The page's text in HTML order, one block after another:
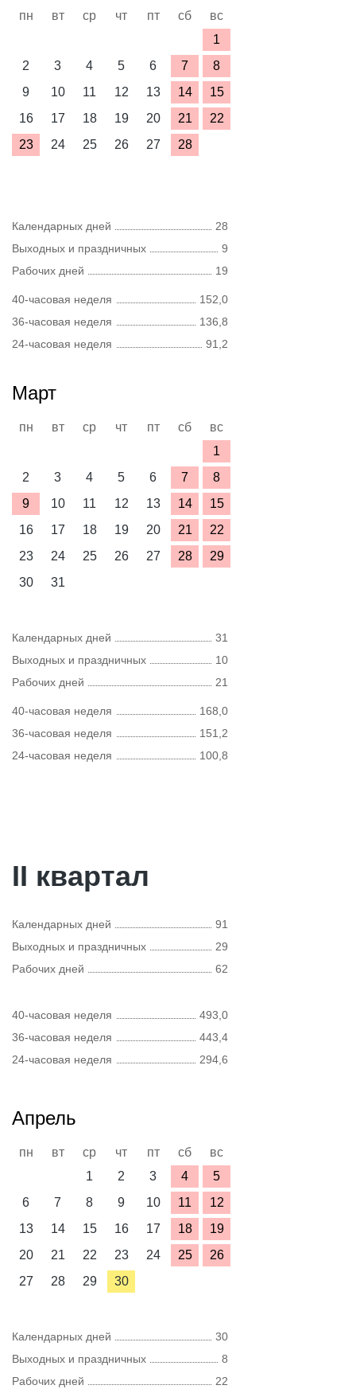
пн вт ср чт пт сб
вс
1
2
3 4 5 6 7
8
9
10 11 12 13 14
15
16
17 18 19 20 21
22
23
24 25 26 27 28
Календарных дней
28
Выходных и праздничных
9
Рабочих дней
19
40-часовая неделя
152,0
36-часовая неделя
136,8
24-часовая неделя
91,2
Март
пн вт ср чт пт сб
вс
1
2
3 4 5 6 7
8
9
10 11 12 13 14
15
16
17 18 19 20 21
22
23
24 25 26 27 28
29
30
31
Календарных дней
31
Выходных и праздничных
10
Рабочих дней
21
40-часовая неделя
168,0
36-часовая неделя
151,2
24-часовая неделя
100,8
II квартал
Календарных дней
91
Выходных и праздничных
29
Рабочих дней
62
40-часовая неделя
493,0
36-часовая неделя
443,4
24-часовая неделя
294,6
Апрель
пн вт ср чт пт сб
вс
1
2 3 4
5
6
7 8 9 10 11
12
13
14 15 16 17 18
19
20
21 22 23 24 25
26
27
28 29 30
Календарных дней
30
Выходных и праздничных
8
Рабочих дней
22